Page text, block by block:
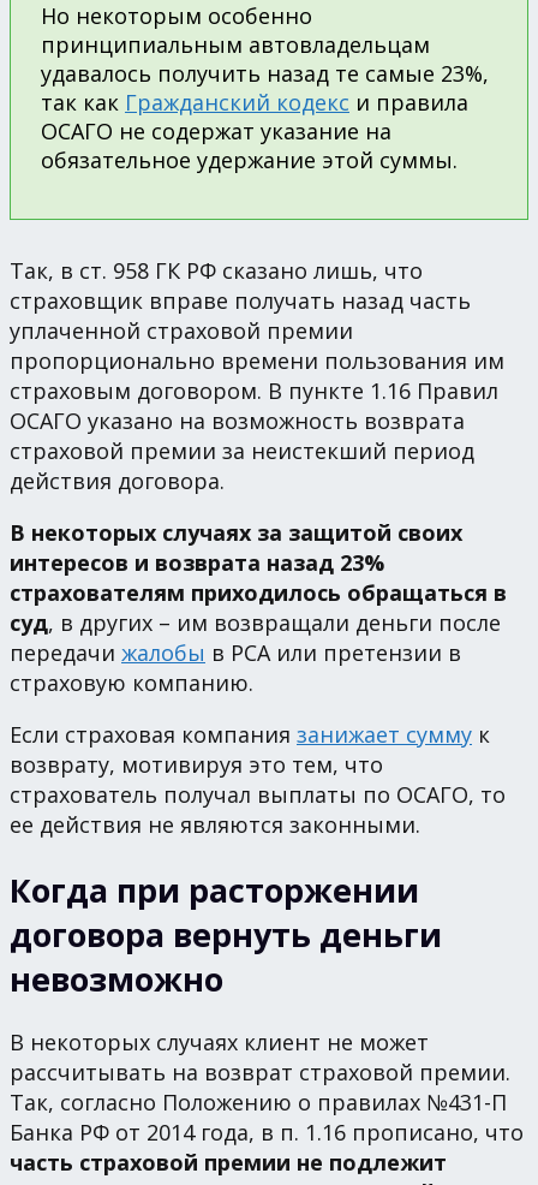
Но некоторым особенно
принципиальным автовладельцам
удавалось получить назад те самые 23%,
так как Гражданский кодекс и правила
ОСАГО не содержат указание на
обязательное удержание этой суммы.
Так, в ст. 958 ГК РФ сказано лишь, что
страховщик вправе получать назад часть
уплаченной страховой премии
пропорционально времени пользования им
страховым договором. В пункте 1.16 Правил
ОСАГО указано на возможность возврата
страховой премии за неистекший период
действия договора.
В некоторых случаях за защитой своих
интересов и возврата назад 23%
страхователям приходилось обращаться в
суд, в других – им возвращали деньги после
передачи жалобы в РСА или претензии в
страховую компанию.
Если страховая компания занижает сумму к
возврату, мотивируя это тем, что
страхователь получал выплаты по ОСАГО, то
ее действия не являются законными.
Когда при расторжении
договора вернуть деньги
невозможно
В некоторых случаях клиент не может
рассчитывать на возврат страховой премии.
Так, согласно Положению о правилах №431-П
Банка РФ от 2014 года, в п. 1.16 прописано, что
часть страховой премии не подлежит